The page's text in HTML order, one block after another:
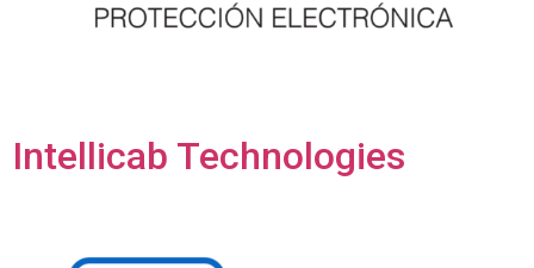
Intellicab Technologies